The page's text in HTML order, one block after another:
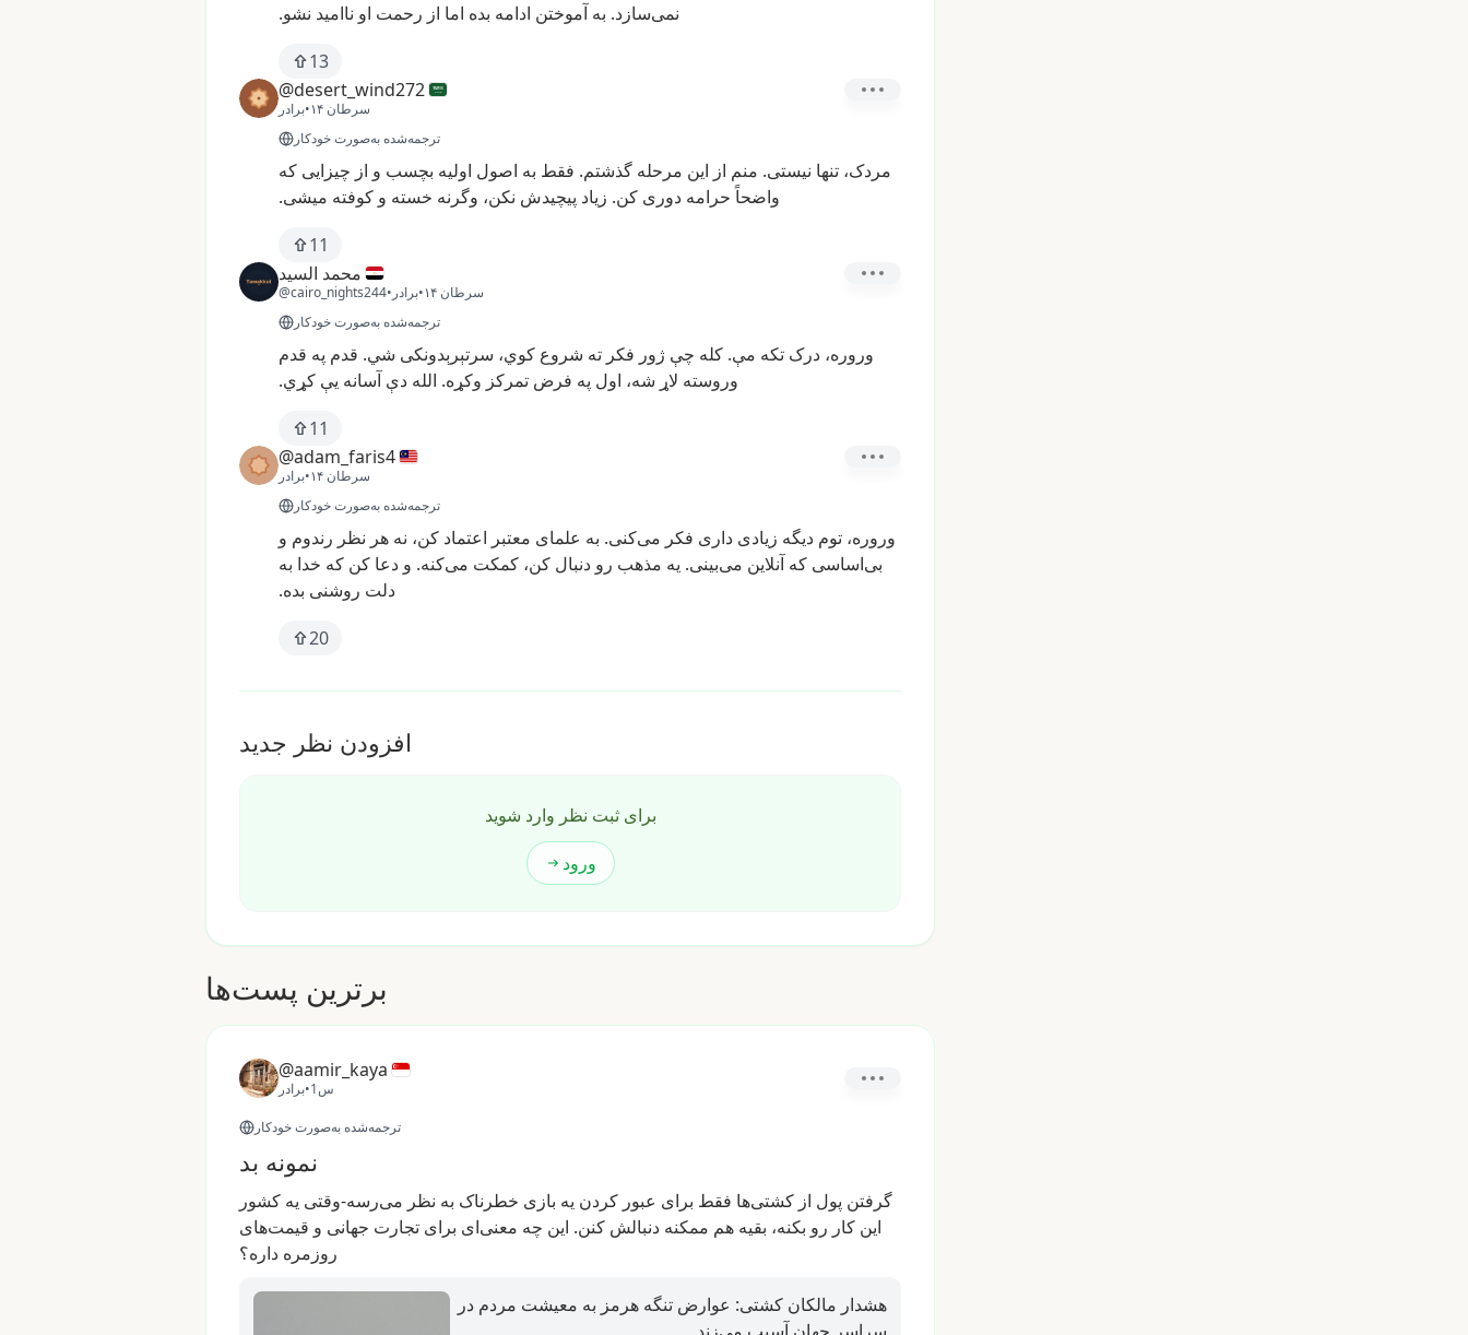
نمی‌سازد. به آموختن ادامه بده اما از رحمت او ناامید نشو.
13
@desert_wind272
برادر•
۱۴ سرطان
ترجمه‌شده به‌صورت خودکار
مردک، تنها نیستی. منم از این مرحله گذشتم. فقط به اصول اولیه بچسب و از چیزایی که
واضحاً حرامه دوری کن. زیاد پیچیدش نکن، وگرنه خسته و کوفته میشی.
11
محمد السيد
@cairo_nights244• برادر•
۱۴ سرطان
ترجمه‌شده به‌صورت خودکار
وروره، درک تکه مې. کله چې ژور فکر ته شروع کوي، سرتېرېدونکی شي. قدم په قدم
وروسته لاړ شه، اول په فرض تمرکز وکړه. الله دې آسانه یې کړي.
11
@adam_faris4
برادر•
۱۴ سرطان
ترجمه‌شده به‌صورت خودکار
وروره، توم دیگه زیادی داری فکر می‌کنی. به علمای معتبر اعتماد کن، نه هر نظر رندوم و
بی‌اساسی که آنلاین می‌بینی. یه مذهب رو دنبال کن، کمکت می‌کنه. و دعا کن که خدا به
دلت روشنی بده.
20
افزودن نظر جدید
برای ثبت نظر وارد شوید
ورود
برترین پست‌ها
@aamir_kaya
برادر• 1س
ترجمه‌شده به‌صورت خودکار
نمونه بد
گرفتن پول از کشتی‌ها فقط برای عبور کردن یه بازی خطرناک به نظر می‌رسه-وقتی یه کشور
این کار رو بکنه، بقیه هم ممکنه دنبالش کنن. این چه معنی‌ای برای تجارت جهانی و قیمت‌های
روزمره داره؟
هشدار مالکان کشتی: عوارض تنگه هرمز به معیشت مردم در